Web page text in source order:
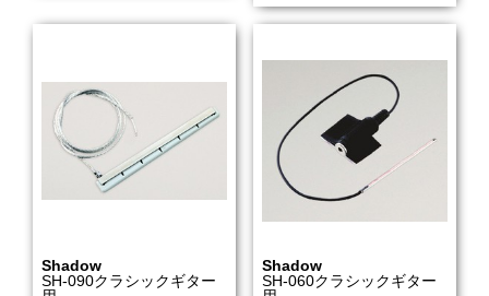
Shadow
SH-090クラシックギター
Shadow
SH-060クラシックギター